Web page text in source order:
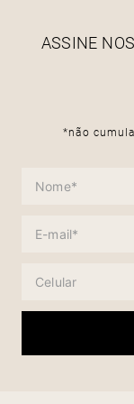
ASSINE
*não